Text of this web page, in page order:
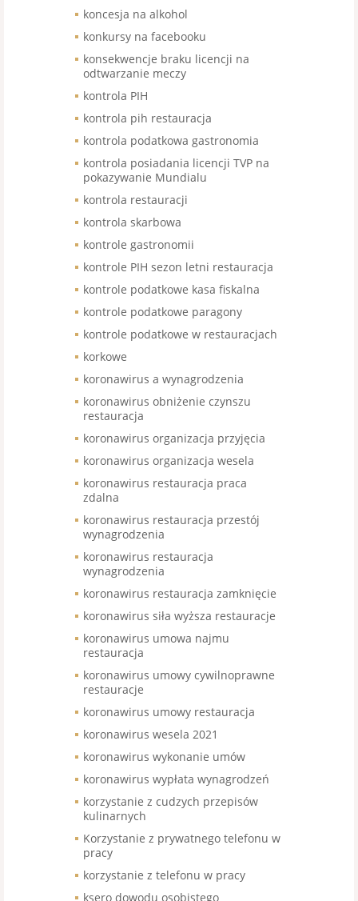
koncesja na alkohol
konkursy na facebooku
konsekwencje braku licencji na
odtwarzanie meczy
kontrola PIH
kontrola pih restauracja
kontrola podatkowa gastronomia
kontrola posiadania licencji TVP na
pokazywanie Mundialu
kontrola restauracji
kontrola skarbowa
kontrole gastronomii
kontrole PIH sezon letni restauracja
kontrole podatkowe kasa fiskalna
kontrole podatkowe paragony
kontrole podatkowe w restauracjach
korkowe
koronawirus a wynagrodzenia
koronawirus obniżenie czynszu
restauracja
koronawirus organizacja przyjęcia
koronawirus organizacja wesela
koronawirus restauracja praca
zdalna
koronawirus restauracja przestój
wynagrodzenia
koronawirus restauracja
wynagrodzenia
koronawirus restauracja zamknięcie
koronawirus siła wyższa restauracje
koronawirus umowa najmu
restauracja
koronawirus umowy cywilnoprawne
restauracje
koronawirus umowy restauracja
koronawirus wesela 2021
koronawirus wykonanie umów
koronawirus wypłata wynagrodzeń
korzystanie z cudzych przepisów
kulinarnych
Korzystanie z prywatnego telefonu w
pracy
korzystanie z telefonu w pracy
ksero dowodu osobistego